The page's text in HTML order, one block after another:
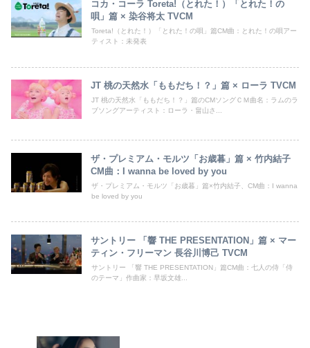
コカ・コーラ Toreta!（とれた！）「とれた！の
唄」篇 × 染谷将太 TVCM
Toreta!（とれた！）「とれた！の唄」篇CM曲：とれた！の唄アー
ティスト：未発表
JT 桃の天然水「ももだち！？」篇 × ローラ TVCM
JT 桃の天然水「ももだち！？」篇のCMソングＣＭ曲名：ラムのラ
ブソングアーティスト：ローラ・畠山さ...
ザ・プレミアム・モルツ「お歳暮」篇 × 竹内結子
CM曲：I wanna be loved by you
ザ・プレミアム・モルツ「お歳暮」篇×竹内結子、CM曲：I wanna
be loved by you
サントリー 「響 THE PRESENTATION」篇 × マー
ティン・フリーマン 長谷川博己 TVCM
サントリー 「響 THE PRESENTATION」篇CM曲：七人の侍「侍
のテーマ」作曲家：早坂文雄...